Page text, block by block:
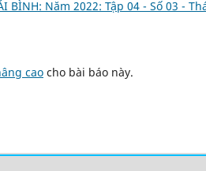
BÌNH: Năm 2022: Tập 04 - Số 03 -
cao cho bài báo này.